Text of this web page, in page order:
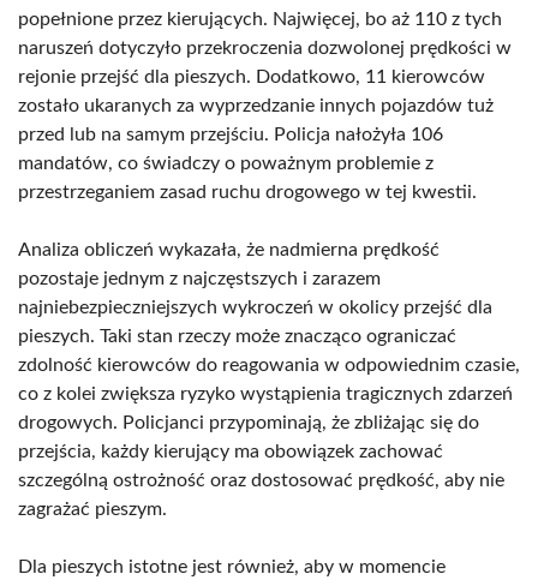
popełnione przez kierujących. Najwięcej, bo aż 110 z tych
naruszeń dotyczyło przekroczenia dozwolonej prędkości w
rejonie przejść dla pieszych. Dodatkowo, 11 kierowców
zostało ukaranych za wyprzedzanie innych pojazdów tuż
przed lub na samym przejściu. Policja nałożyła 106
mandatów, co świadczy o poważnym problemie z
przestrzeganiem zasad ruchu drogowego w tej kwestii.
Analiza obliczeń wykazała, że nadmierna prędkość
pozostaje jednym z najczęstszych i zarazem
najniebezpieczniejszych wykroczeń w okolicy przejść dla
pieszych. Taki stan rzeczy może znacząco ograniczać
zdolność kierowców do reagowania w odpowiednim czasie,
co z kolei zwiększa ryzyko wystąpienia tragicznych zdarzeń
drogowych. Policjanci przypominają, że zbliżając się do
przejścia, każdy kierujący ma obowiązek zachować
szczególną ostrożność oraz dostosować prędkość, aby nie
zagrażać pieszym.
Dla pieszych istotne jest również, aby w momencie